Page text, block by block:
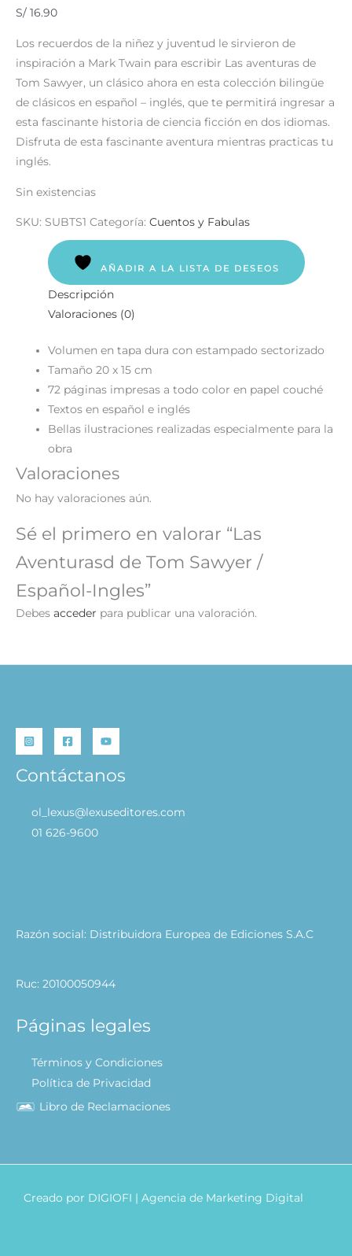
S/ 16.90
Los recuerdos de la niñez y juventud le sirvieron de
inspiración a Mark Twain para escribir Las aventuras de
Tom Sawyer, un clásico ahora en esta colección bilingüe
de clásicos en español – inglés, que te permitirá ingresar a
esta fascinante historia de ciencia ficción en dos idiomas.
Disfruta de esta fascinante aventura mientras practicas tu
inglés.
Sin existencias
SKU: SUBTS1 Categoría: Cuentos y Fabulas
AÑADIR A LA LISTA DE DESEOS
Descripción
Valoraciones (0)
Volumen en tapa dura con estampado sectorizado
Tamaño 20 x 15 cm
72 páginas impresas a todo color en papel couché
Textos en español e inglés
Bellas ilustraciones realizadas especialmente para la
obra
Valoraciones
No hay valoraciones aún.
Sé el primero en valorar “Las
Aventurasd de Tom Sawyer /
Español-Ingles”
Debes acceder para publicar una valoración.
Contáctanos
ol_lexus@lexuseditores.com
01 626-9600
Razón social: Distribuidora Europea de Ediciones S.A.C
Ruc: 20100050944
Páginas legales
Términos y Condiciones
Política de Privacidad
Libro de Reclamaciones
Creado por DIGIOFI | Agencia de Marketing Digital